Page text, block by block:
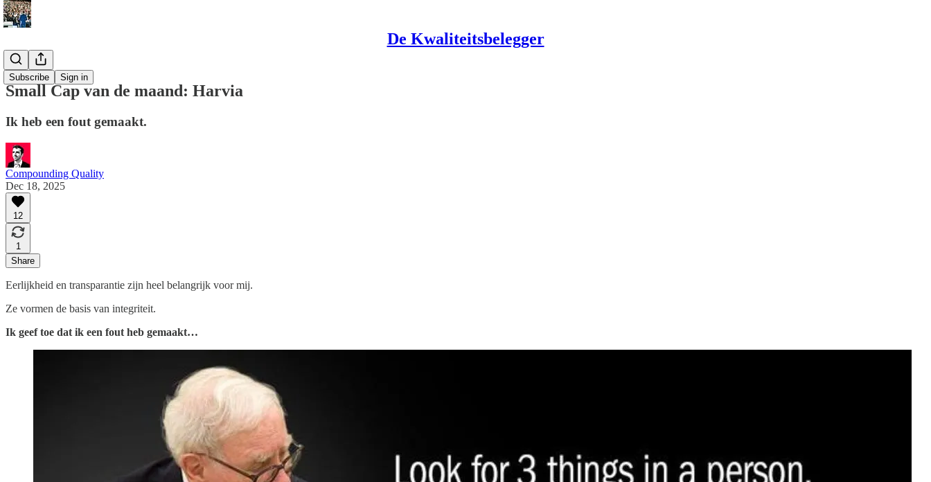
De Kwaliteitsbelegger
Subscribe Sign in
Analyses
Small Cap van de maand: Harvia
Ik heb een fout gemaakt.
Compounding Quality
Dec 18, 2025
12
1
Share
Eerlijkheid en transparantie zijn heel belangrijk voor mij.
Ze vormen de basis van integriteit.
Ik geef toe dat ik een fout heb gemaakt…